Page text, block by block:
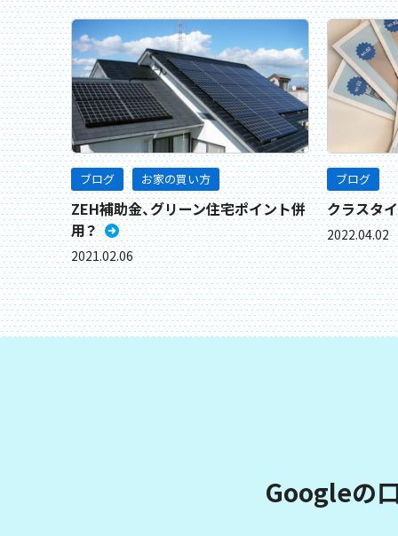
ブログ お家の買い方
ZEH補助金、グリーン住宅ポイント併
用？
2021.02.06
ブログ
クラスタ
2022.04.02
Googleの